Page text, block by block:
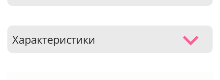
Характеристики